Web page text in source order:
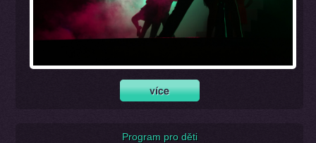
Program pro děti